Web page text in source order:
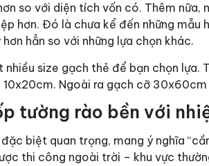
so với diện tích vốn có. Thêm
hơn. Đó là chưa kể đến những
hẳn so với những lựa chọn khác.
nhiều size gạch thẻ để bạn chọn
10x20cm. Ngoài ra gạch cỡ
tường rào bền với
biệt quan trọng, mang ý nghĩa
thi công ngoài trời – khu vực